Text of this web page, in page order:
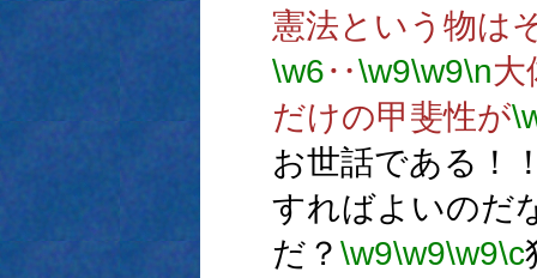
憲法という物は
\w6‥\w9\w9\n大
だけの甲斐性が
お世話である！
すればよいのだ
だ？ \w9\w9\w9\c